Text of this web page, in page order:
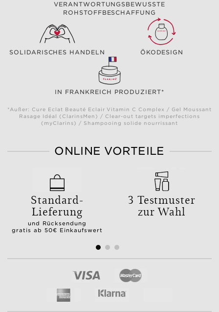
VERANTWORTUNGSBEWUSSTE
ROHSTOFFBESCHAFFUNG
SOLIDARISCHES HANDELN ÖKODESIGN
IN FRANKREICH PRODUZIERT*
*Außer: Cure Eclat Beauté Eclair Vitamin C Complex / Gel Moussant
Rasage Idéal (ClarinsMen) / Clear-out targets imperfections
(myClarins) / Shampooing solide nourrissant
ONLINE VORTEILE
Standard-
Lieferung
und Rücksendung
gratis ab 50€ Einkaufswert
3 Testmuster
zur Wahl